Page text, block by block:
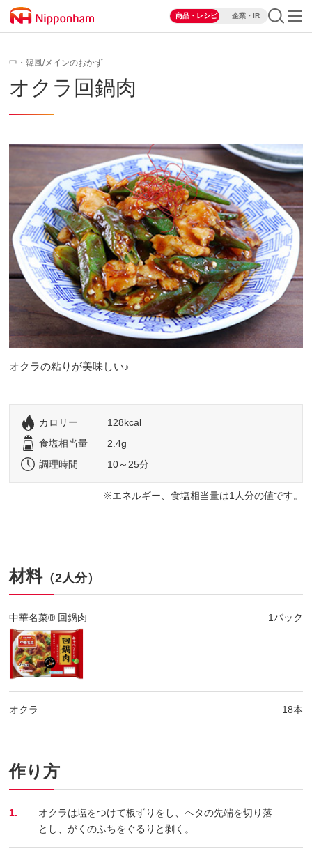
商品・レシピ 企業・IR
中・韓風/メインのおかず
オクラ回鍋肉
オクラの粘りが美味しい♪
カロリー
128kcal
食塩相当量
2.4g
調理時間
10～25分
エネルギー、食塩相当量は1人分の値です。
材料（2人分）
中華名菜® 回鍋肉 1パック
オクラ 18本
作り方
1.
オクラは塩をつけて板ずりをし、ヘタの先端を切り落
とし、がくのふちをぐるりと剥く。